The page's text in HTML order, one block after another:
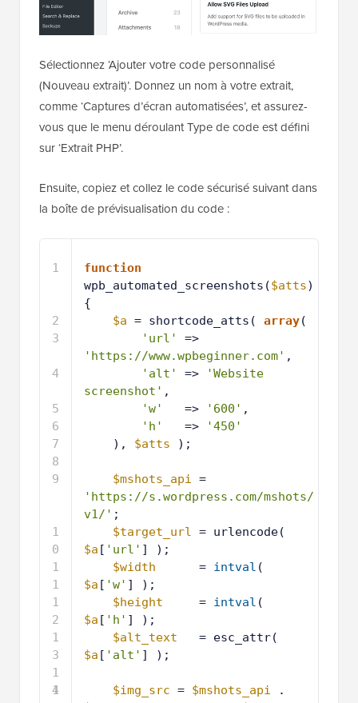
Sélectionnez ‘Ajouter votre code personnalisé
(Nouveau extrait)’. Donnez un nom à votre extrait,
comme ‘Captures d’écran automatisées’, et assurez-
vous que le menu déroulant Type de code est défini
sur ‘Extrait PHP’.
Ensuite, copiez et collez le code sécurisé suivant dans
la boîte de prévisualisation du code :
1
2
3
4
5
6
7
8
9
1
0
1
1
1
2
1
3
1
4
1
function
wpb_automated_screenshots($atts)
{
$a = shortcode_atts( array(
'url'
'https://www.wpbeginner.com' ,
'alt'
=>
'Website
screenshot' ,
'w'
=> '600' ,
'h'
=>
'450'
), $atts );
$mshots_api
'https://s.wordpress.com/mshots/
v1/' ;
$target_url
$a [ 'url' ] );
$width
= intval
$a [ 'w' ] );
$height
= intval
$a [ 'h' ] );
$alt_text
$a [ 'alt' ] );
$img_src = $mshots_api